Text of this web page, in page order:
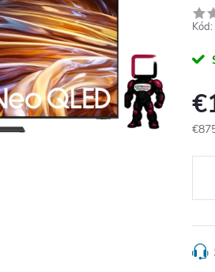
Kód: